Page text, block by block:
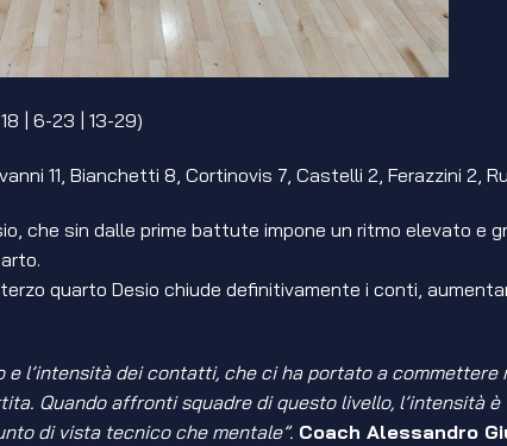
18 | 6-23 | 13-29)
11, Bianchetti 8, Cortinovis 7, Castelli 2, Ferazzini 2,
che sin dalle prime battute impone un ritmo elevato e
quarto Desio chiude definitivamente i conti,
l’intensità dei contatti, che ci ha portato a
Quando affronti squadre di questo livello, l’intensità
di vista tecnico che mentale”. Coach Alessandro